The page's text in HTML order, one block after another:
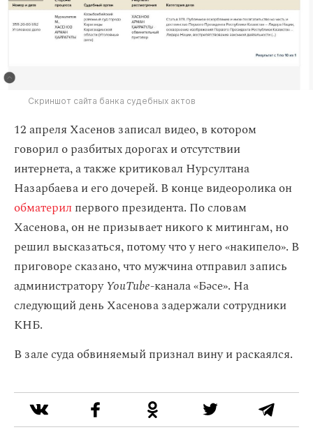
Скриншот сайта банка судебных актов
12 апреля Хасенов записал видео, в котором
говорил о разбитых дорогах и отсутствии
интернета, а также критиковал Нурсултана
Назарбаева и его дочерей. В конце видеоролика он
обматерил первого президента. По словам
Хасенова, он не призывает никого к митингам, но
решил высказаться, потому что у него «накипело». В
приговоре сказано, что мужчина отправил запись
администраторуYouTube-канала «Бәсе». На
следующий день Хасенова задержали сотрудники
КНБ.
В зале суда обвиняемый признал вину и раскаялся.